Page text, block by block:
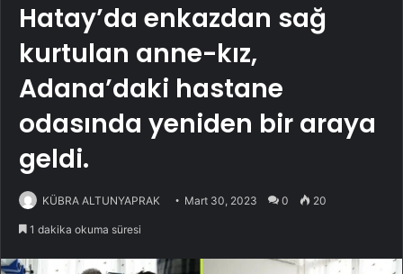
Hatay’da enkazdan sağ
kurtulan anne-kız,
Adana’daki hastane
odasında yeniden bir araya
geldi.
KÜBRA ALTUNYAPRAK Mart 30, 2023 0 20
1 dakika okuma süresi